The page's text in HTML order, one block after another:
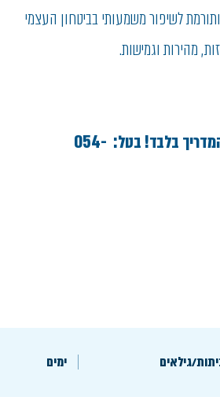
לשיפור משמעותי בביטחון העצמי
, מהירות וגמישות.
הרישום בתיאום עם המדריך בלבד! בטל: 054-
גילאים ימים